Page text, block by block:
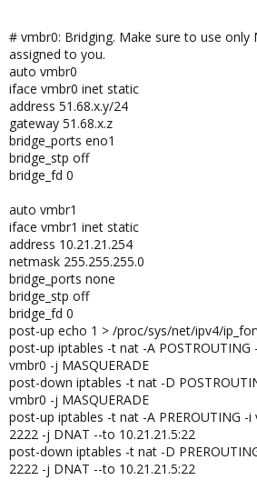
# vmbr0: Bridging. Make sure to use only
assigned to you.
auto vmbr0
iface vmbr0 inet static
address 51.68.x.y/24
gateway 51.68.x.z
bridge_ports eno1
bridge_stp off
bridge_fd 0
auto vmbr1
iface vmbr1 inet static
address 10.21.21.254
netmask 255.255.255.0
bridge_ports none
bridge_stp off
bridge_fd 0
post-up echo 1 > /proc/sys/net/ipv4/
post-up iptables -t nat -A POSTROUTING
vmbr0 -j MASQUERADE
post-down iptables -t nat -D
vmbr0 -j MASQUERADE
post-up iptables -t nat -A PREROUTING
2222 -j DNAT --to 10.21.21.5:22
post-down iptables -t nat -D
2222 -j DNAT --to 10.21.21.5:22